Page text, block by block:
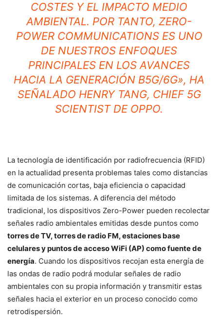
COSTES Y EL IMPACTO MEDIO
AMBIENTAL. POR TANTO, ZERO-
POWER COMMUNICATIONS ES UNO
DE NUESTROS ENFOQUES
PRINCIPALES EN LOS AVANCES
HACIA LA GENERACIÓN B5G/6G», HA
SEÑALADO HENRY TANG, CHIEF 5G
SCIENTIST DE OPPO.
La tecnología de identificación por radiofrecuencia (RFID)
en la actualidad presenta problemas tales como distancias
de comunicación cortas, baja eficiencia o capacidad
limitada de los sistemas. A diferencia del método
tradicional, los dispositivos Zero-Power pueden recolectar
señales radio ambientales emitidas desde puntos como
torres de TV, torres de radio FM, estaciones base
celulares y puntos de acceso WiFi (AP) como fuente de
energía. Cuando los dispositivos recojan esta energía de
las ondas de radio podrá modular señales de radio
ambientales con su propia información y transmitir estas
señales hacia el exterior en un proceso conocido como
retrodispersión.